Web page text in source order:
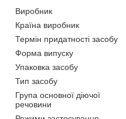
Виробник
Країна виробник
Термін придатності засобу
Форма випуску
Упаковка засобу
Тип засобу
Група основної діючої
речовини